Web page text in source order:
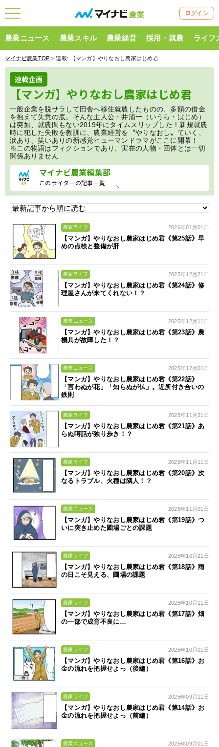
ログイン
農業ニュース 農業スキル 農業経営 採用・就農 ライフ
マイナビ農業TOP > 連載: 【マンガ】やりなおし農家はじめ君
連載企画
【マンガ】やりなおし農家はじめ君
一般企業を脱サラして田舎へ移住就農したものの、多額の借金
を抱えて失意の底。そんな主人公・井浦一（いうら・はじめ）
は突如、就農間もない2019年にタイムスリップした！新規就農
時に犯した失敗を教訓に、農業経営を〝やりなおし〟ていく、
涙あり、笑いありの新感覚ヒューマンドラマがここに開幕！
※この物語はフィクションであり、実在の人物・団体とは一切
関係ありません
マイナビ農業編集部
このライターの記事一覧
農家ライフ 2026年01月01日
【マンガ】やりなおし農家はじめ君《第25話》早
めの点検と整備が肝
農家ライフ 2025年12月21日
【マンガ】やりなおし農家はじめ君《第24話》修
理屋さんが来てくれない！？
農業ニュース 2025年12月11日
【マンガ】やりなおし農家はじめ君《第23話》農
機具が故障した！？
農業ニュース 2025年12月01日
【マンガ】やりなおし農家はじめ君《第22話》
「言わぬが花」「知らぬが仏」。近所付き合いの
鉄則
農家ライフ 2025年11月21日
【マンガ】やりなおし農家はじめ君《第21話》あ
らぬ噂話が独り歩き！？
農家ライフ 2025年11月11日
【マンガ】やりなおし農家はじめ君《第20話》次
なるトラブル、火種は隣人！？
農業ニュース 2025年11月01日
【マンガ】やりなおし農家はじめ君《第19話》つ
いに突き止めた圃場ごとの課題
農家ライフ 2025年10月21日
【マンガ】やりなおし農家はじめ君《第18話》雨
の日こそ見える、圃場の課題
農家ライフ 2025年10月11日
【マンガ】やりなおし農家はじめ君《第17話》畑
の一部で成育不良に…
農家ライフ 2025年10月01日
【マンガ】やりなおし農家はじめ君《第16話》お
金の流れを把握せよっ（後編）
農家ライフ 2025年09月11日
【マンガ】やりなおし農家はじめ君《第14話》お
金の流れを把握せよっ（前編）
農業ニュース 2025年09月01日